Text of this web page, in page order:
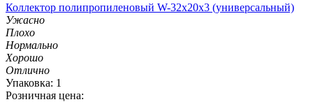
Коллектор полипропиленовый W-32х20х3 (универсальный)
Ужасно
Плохо
Нормально
Хорошо
Отлично
Упаковка: 1
Розничная цена: